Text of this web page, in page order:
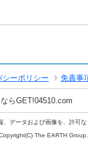
シーポリシー 免責事
らGET!04510.com
、データおよび画像を、許可
The EARTH